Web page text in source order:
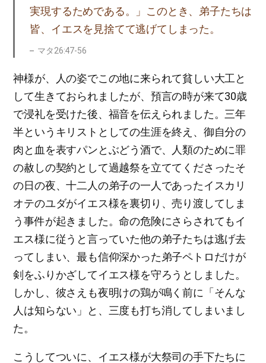
実現するためである。」このとき、弟子たちは
皆、イエスを見捨てて逃げてしまった。
マタ26:47-56
神様が、人の姿でこの地に来られて貧しい大工と
して生きておられましたが、預言の時が来て30歳
で浸礼を受けた後、福音を伝えられました。三年
半というキリストとしての生涯を終え、御自分の
肉と血を表すパンとぶどう酒で、人類のために罪
の赦しの契約として過越祭を立ててくださったそ
の日の夜、十二人の弟子の一人であったイスカリ
オテのユダがイエス様を裏切り、売り渡してしま
う事件が起きました。命の危険にさらされてもイ
エス様に従うと言っていた他の弟子たちは逃げ去
ってしまい、最も信仰深かった弟子ペトロだけが
剣をふりかざしてイエス様を守ろうとしました。
しかし、彼さえも夜明けの鶏が鳴く前に「そんな
人は知らない」と、三度も打ち消してしまいまし
た。
こうしてついに、イエス様が大祭司の手下たちに